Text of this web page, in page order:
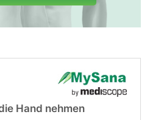
Hand nehmen